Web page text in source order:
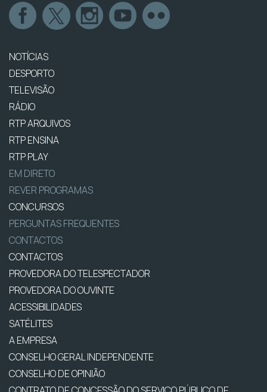
NOTÍCIAS
DESPORTO
TELEVISÃO
RÁDIO
RTP ARQUIVOS
RTP ENSINA
RTP PLAY
EM DIRETO
REVER PROGRAMAS
CONCURSOS
PERGUNTAS FREQUENTES
CONTACTOS
CONTACTOS
PROVEDORA DO TELESPECTADOR
PROVEDORA DO OUVINTE
ACESSIBILIDADES
SATÉLITES
A EMPRESA
CONSELHO GERAL INDEPENDENTE
CONSELHO DE OPINIÃO